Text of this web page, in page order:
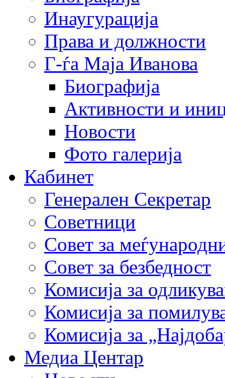
Инаугурација
Права и должности
Г-ѓа Маја Иванова
Биографија
Активности и
Новости
Фото галерија
Кабинет
Генерален Секретар
Советници
Совет за
Совет за безбедност
Комисија за
Комисија за
Комисија за
Медиа Центар